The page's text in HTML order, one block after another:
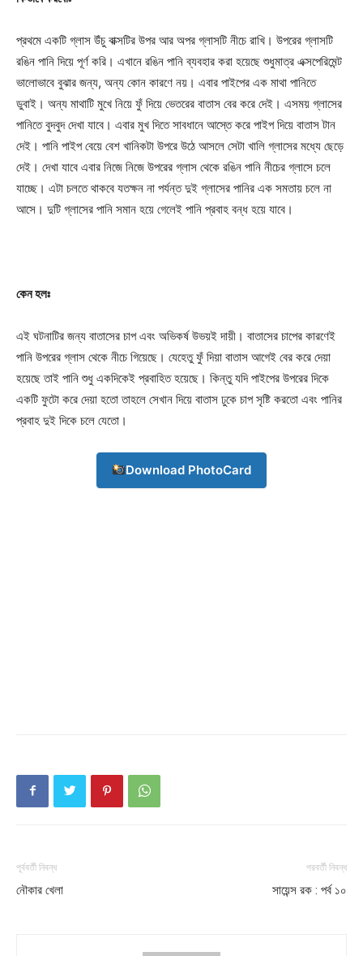
Champs21
Company
About
Contact us
Subscription Plans
প্রথমে একটি গ্লাস উঁচু বাক্সটির উপর আর অপর গ্লাসটি নীচে রাখি। উপরের গ্লাসটি
রঙিন পানি দিয়ে পূর্ণ করি। এখানে রঙিন পানি ব্যবহার করা হয়েছে শুধুমাত্র এক্সপেরিমেন্ট
ভালোভাবে বুঝার জন্য, অন্য কোন কারণে নয়। এবার পাইপের এক মাথা পানিতে
ডুবাই। অন্য মাথাটি মুখে নিয়ে ফুঁ দিয়ে ভেতরের বাতাস বের করে দেই। এসময় গ্লাসের
পানিতে বুদবুদ দেখা যাবে। এবার মুখ দিতে সাবধানে আস্তে করে পাইপ দিয়ে বাতাস টান
দেই। পানি পাইপ বেয়ে বেশ খানিকটা উপরে উঠে আসলে সেটা খালি গ্লাসের মধ্যে ছেড়ে
দেই। দেখা যাবে এবার নিজে নিজে উপরের গ্লাস থেকে রঙিন পানি নীচের গ্লাসে চলে
যাচ্ছে। এটা চলতে থাকবে যতক্ষন না পর্যন্ত দুই গ্লাসের পানির এক সমতায় চলে না
আসে। দুটি গ্লাসের পানি সমান হয়ে গেলেই পানি প্রবাহ বন্ধ হয়ে যাবে।
কেন হলঃ
এই ঘটনাটির জন্য বাতাসের চাপ এবং অভিকর্ষ উভয়ই দায়ী। বাতাসের চাপের কারণেই
পানি উপরের গ্লাস থেকে নীচে গিয়েছে। যেহেতু ফুঁ দিয়া বাতাস আগেই বের করে দেয়া
হয়েছে তাই পানি শুধু একদিকেই প্রবাহিত হয়েছে। কিন্তু যদি পাইপের উপরের দিকে
একটি ফুটো করে দেয়া হতো তাহলে সেখান দিয়ে বাতাস ঢুকে চাপ সৃষ্টি করতো এবং পানির
প্রবাহ দুই দিকে চলে যেতো।
Download PhotoCard
পূর্ববর্তী নিবন্ধ
নৌকার খেলা
পরবর্তী নিবন্ধ
সায়েন্স রক : পর্ব ১০